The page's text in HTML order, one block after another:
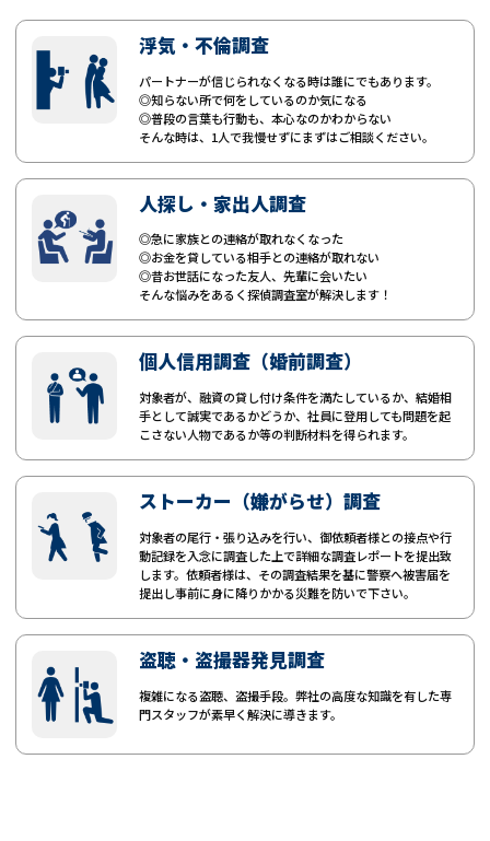
浮気・不倫調査
パートナーが信じられなくなる時は誰にでもあります。
◎知らない所で何をしているのか気になる
◎普段の言葉も行動も、本心なのかわからない
そんな時は、1人で我慢せずにまずはご相談ください。
人探し・家出人調査
◎急に家族との連絡が取れなくなった
◎お金を貸している相手との連絡が取れない
◎昔お世話になった友人、先輩に会いたい
そんな悩みをあるく探偵調査室が解決します！
個人信用調査（婚前調査）
対象者が、融資の貸し付け条件を満たしているか、結婚相
手として誠実であるかどうか、社員に登用しても問題を起
こさない人物であるか等の判断材料を得られます。
ストーカー（嫌がらせ）調査
対象者の尾行・張り込みを行い、御依頼者様との接点や行
動記録を入念に調査した上で詳細な調査レポートを提出致
します。依頼者様は、その調査結果を基に警察へ被害届を
提出し事前に身に降りかかる災難を防いで下さい。
盗聴・盗撮器発見調査
複雑になる盗聴、盗撮手段。弊社の高度な知識を有した専
門スタッフが素早く解決に導きます。